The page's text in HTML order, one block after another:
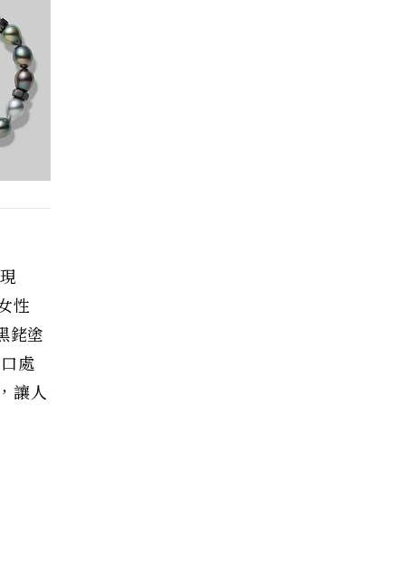
性
銠塗
處
讓人